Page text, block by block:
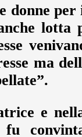
donne
ma
e
fu